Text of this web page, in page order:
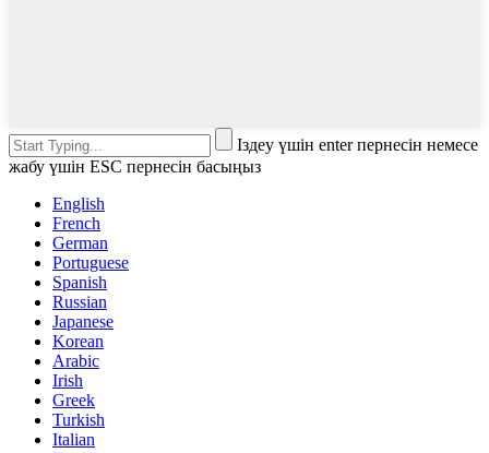
Іздеу үшін enter пернесін немесе
жабу үшін ESC пернесін басыңыз
English
French
German
Portuguese
Spanish
Russian
Japanese
Korean
Arabic
Irish
Greek
Turkish
Italian